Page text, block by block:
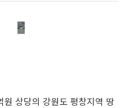
원 상당의 강원도 평창지역 땅